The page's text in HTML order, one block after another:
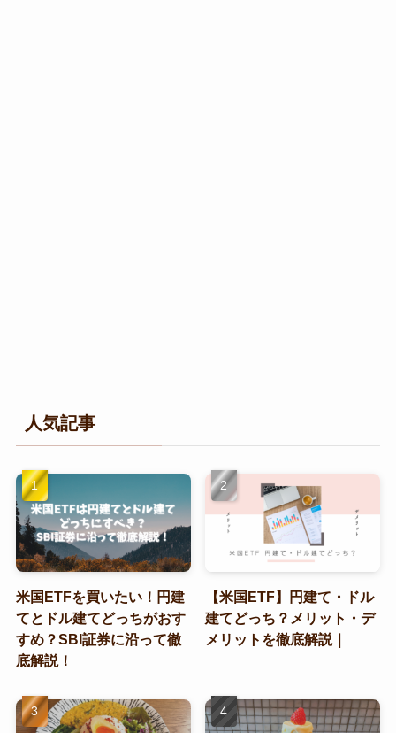
人気記事
米国ETFを買いたい！円建
てとドル建てどっちがおす
すめ？SBI証券に沿って徹
底解説！
【米国ETF】円建て・ドル
建てどっち？メリット・デ
メリットを徹底解説｜